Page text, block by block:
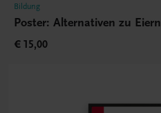
Bildung
Poster: Alternativen zu Eiern
€ 15,00